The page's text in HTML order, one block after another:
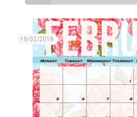
19/02/2018